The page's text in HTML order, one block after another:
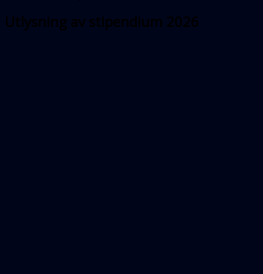
Utlysning av stipendium 2026